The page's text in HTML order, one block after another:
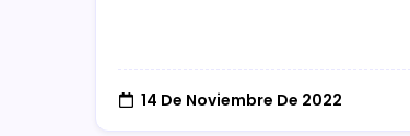
14 De Noviembre De 2022